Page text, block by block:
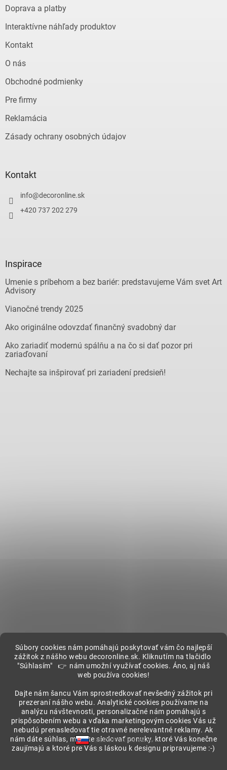
Súbory cookies nám pomáhajú poskytovať vám čo najlepší
zážitok z nášho webu decoronline.sk. Kliknutím na tlačidlo
"Súhlasím" 👉 nám umožní využívať cookies. Áno, aj náš
web používa cookies!
Dajte nám šancu Vám sprostredkovať nevšedný zážitok pri
prezeraní nášho webu. Analytické cookies používame na
analýzu návštevnosti, personalizačné nám pomáhajú s
prispôsobením webu a vďaka marketingovým cookies Vás už
nebudú prenasledovať tie otravné nerelevantné reklamy. Ak
nám dáte súhlas, môžete sledovať ponuky, ktoré Vás konečne
zaujímajú a ktoré pre Vás s láskou k designu pripravujeme :-)
Doprava a platby
Interaktívne náhľady produktov
Kontakt
O nás
Obchodné podmienky
Pre firmy
Reklamácia
Zásady ochrany osobných údajov
Kontakt
info@decoronline.sk
+420 737 202 279
Inspirace
Umenie s príbehom a bez bariér: predstavujeme Vám svet Art
Advisory
Vianočné trendy 2025
Ako originálne odovzdať finančný svadobný dar
Ako zariadiť modernú spálňu a na čo si dať pozor pri
zariaďovaní
Nechajte sa inšpirovať pri zariadení predsieň!
Showroom
DECORonline.sk